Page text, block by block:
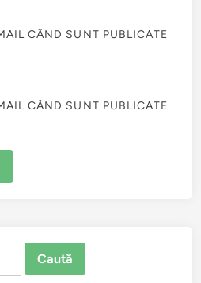
CÂND SUNT PUBLICATE
CÂND SUNT PUBLICATE